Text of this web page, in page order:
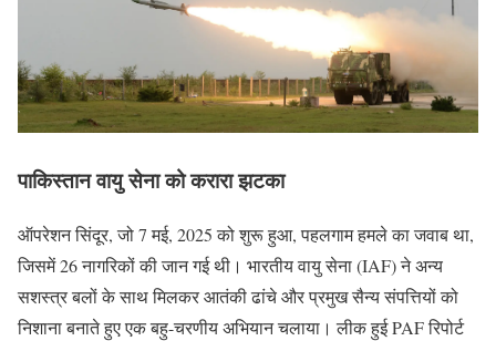
पाकिस्तान वायु सेना को करारा झटका
ऑपरेशन सिंदूर, जो 7 मई, 2025 को शुरू हुआ, पहलगाम हमले का जवाब था,
जिसमें 26 नागरिकों की जान गई थी। भारतीय वायु सेना (IAF) ने अन्य
सशस्त्र बलों के साथ मिलकर आतंकी ढांचे और प्रमुख सैन्य संपत्तियों को
निशाना बनाते हुए एक बहु-चरणीय अभियान चलाया। लीक हुई PAF रिपोर्ट